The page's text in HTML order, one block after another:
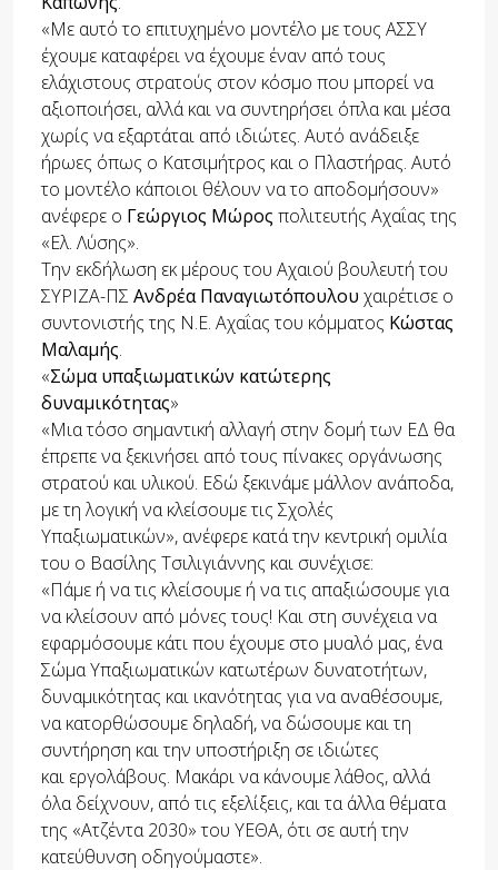
«Με αυτό το επιτυχημένο μοντέλο με τους ΑΣΣΥ
έχουμε καταφέρει να έχουμε έναν από τους
ελάχιστους στρατούς στον κόσμο που μπορεί να
αξιοποιήσει, αλλά και να συντηρήσει όπλα και μέσα
χωρίς να εξαρτάται από ιδιώτες. Αυτό ανάδειξε
ήρωες όπως ο Κατσιμήτρος και ο Πλαστήρας. Αυτό
το μοντέλο κάποιοι θέλουν να το αποδομήσουν»
ανέφερε ο Γεώργιος Μώρος πολιτευτής Αχαΐας της
«Ελ. Λύσης».
Την εκδήλωση εκ μέρους του Αχαιού βουλευτή του
ΣΥΡΙΖΑ-ΠΣ Ανδρέα Παναγιωτόπουλου χαιρέτισε ο
συντονιστής της Ν.Ε. Αχαΐας του κόμματος Κώστας
Μαλαμής.
«Σώμα υπαξιωματικών κατώτερης
δυναμικότητας»
«Μια τόσο σημαντική αλλαγή στην δομή των ΕΔ θα
έπρεπε να ξεκινήσει από τους πίνακες οργάνωσης
στρατού και υλικού. Εδώ ξεκινάμε μάλλον ανάποδα,
με τη λογική να κλείσουμε τις Σχολές
Υπαξιωματικών», ανέφερε κατά την κεντρική ομιλία
του ο Βασίλης Τσιλιγιάννης και συνέχισε:
«Πάμε ή να τις κλείσουμε ή να τις απαξιώσουμε για
να κλείσουν από μόνες τους! Και στη συνέχεια να
εφαρμόσουμε κάτι που έχουμε στο μυαλό μας, ένα
Σώμα Υπαξιωματικών κατωτέρων δυνατοτήτων,
δυναμικότητας και ικανότητας για να αναθέσουμε,
να κατορθώσουμε δηλαδή, να δώσουμε και τη
συντήρηση και την υποστήριξη σε ιδιώτες
και εργολάβους. Μακάρι να κάνουμε λάθος, αλλά
όλα δείχνουν, από τις εξελίξεις, και τα άλλα θέματα
της «Ατζέντα 2030» του ΥΕΘΑ, ότι σε αυτή την
κατεύθυνση οδηγούμαστε».